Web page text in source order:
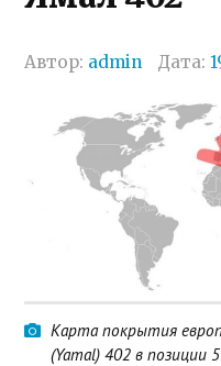
Автор: admin Дата:
Карта покрытия
(Yamal) 402 в позиции